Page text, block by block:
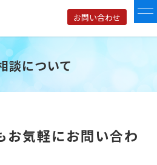
お問い合わせ
談について
お気軽にお問い合わ